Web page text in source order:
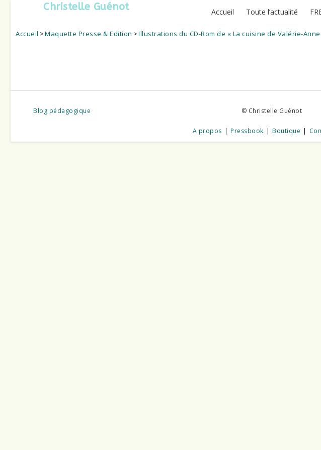
Christelle Guénot Accueil Toute l’actualité
Accueil >Maquette Presse & Edition >Illustrations du CD-Rom de « La cuisine de Valérie-Anne
Blog pédagogique © Christelle Guénot
A propos Pressbook Boutique